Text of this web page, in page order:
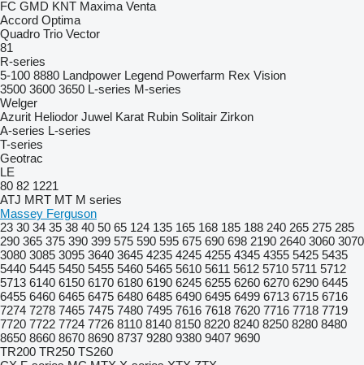
FC GMD KNT Maxima Venta
Accord Optima
Quadro Trio Vector
81
R-series
5-100 8880 Landpower Legend Powerfarm Rex Vision
3500 3600 3650 L-series M-series
Welger
Azurit Heliodor Juwel Karat Rubin Solitair Zirkon
A-series L-series
T-series
Geotrac
LE
80 82 1221
ATJ MRT MT M series
Massey Ferguson
23 30 34 35 38 40 50 65 124 135 165 168 185 188 240 265 275 285
290 365 375 390 399 575 590 595 675 690 698 2190 2640 3060 3070
3080 3085 3095 3640 3645 4235 4245 4255 4345 4355 5425 5435
5440 5445 5450 5455 5460 5465 5610 5611 5612 5710 5711 5712
5713 6140 6150 6170 6180 6190 6245 6255 6260 6270 6290 6445
6455 6460 6465 6475 6480 6485 6490 6495 6499 6713 6715 6716
7274 7278 7465 7475 7480 7495 7616 7618 7620 7716 7718 7719
7720 7722 7724 7726 8110 8140 8150 8220 8240 8250 8280 8480
8650 8660 8670 8690 8737 9280 9380 9407 9690
TR200 TR250 TS260